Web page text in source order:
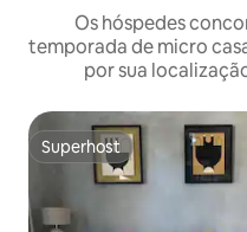
Os hóspedes
temporada de micro
por sua
Superhost
Superhost